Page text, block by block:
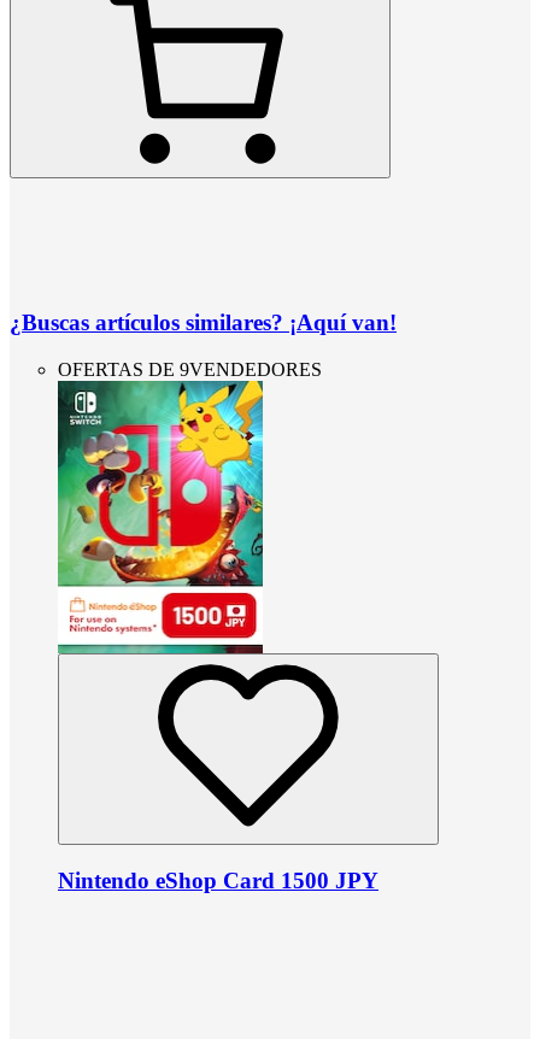
¿Buscas artículos similares? ¡Aquí van!
OFERTAS DE 9VENDEDORES
Nintendo eShop Card 1500 JPY